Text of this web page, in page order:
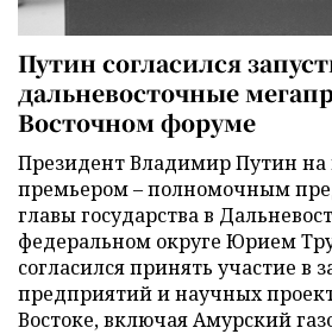
Путин согласился
дальневосточные
Восточном форуме
Президент Владимир Путин на
премьером – полномочным
главы государства в
федеральном округе Юрием
согласился принять участие в
предприятий и научных
Востоке, включая Амурский